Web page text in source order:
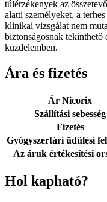
túlérzékenyek az
alatti személyeket, a
klinikai vizsgálat nem
biztonságosnak tekinthető
küzdelemben.
Ára és fizetés
Ár Nicorix
Szállítási sebesség
Fizetés
Gyógyszertári üdülési
Az áruk értékesítési
Hol kapható?